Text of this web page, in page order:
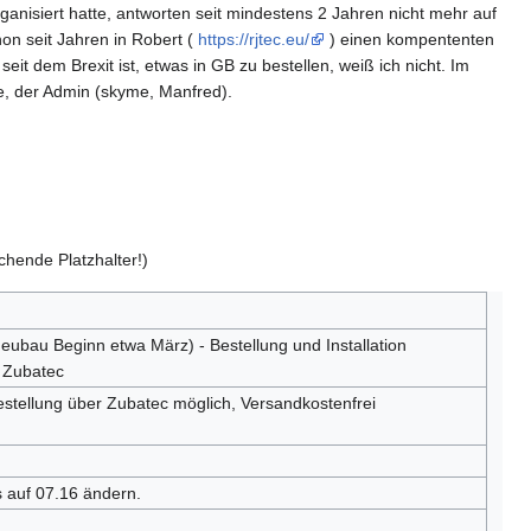
hatte, antworten seit mindestens 2 Jahren nicht mehr auf
seit Jahren in Robert ( https://rjtec.eu/
) einen kompententen
dem Brexit ist, etwas in GB zu bestellen, weiß ich nicht. Im
der Admin (skyme, Manfred).
Platzhalter!)
Beginn etwa März) - Bestellung und Installation
über Zubatec möglich, Versandkostenfrei
auf 07.16 ändern.